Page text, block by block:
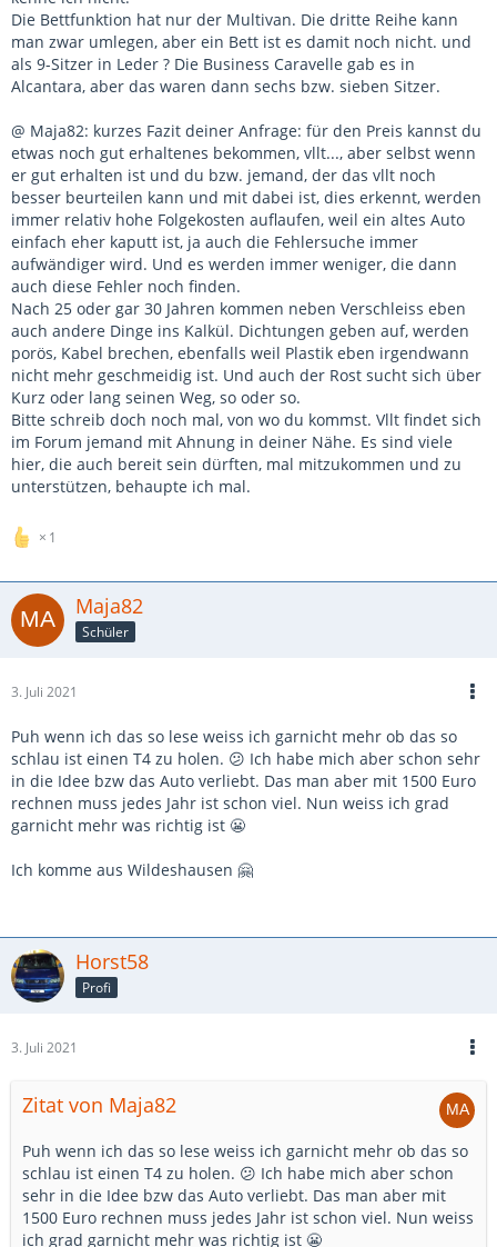
Die Bettfunktion hat nur der Multivan. Die dritte Reihe kann
man zwar umlegen, aber ein Bett ist es damit noch nicht. und
als 9-Sitzer in Leder ? Die Business Caravelle gab es in
Alcantara, aber das waren dann sechs bzw. sieben Sitzer.
@ Maja82: kurzes Fazit deiner Anfrage: für den Preis kannst du
etwas noch gut erhaltenes bekommen, vllt..., aber selbst wenn
er gut erhalten ist und du bzw. jemand, der das vllt noch
besser beurteilen kann und mit dabei ist, dies erkennt, werden
immer relativ hohe Folgekosten auflaufen, weil ein altes Auto
einfach eher kaputt ist, ja auch die Fehlersuche immer
aufwändiger wird. Und es werden immer weniger, die dann
auch diese Fehler noch finden.
Nach 25 oder gar 30 Jahren kommen neben Verschleiss eben
auch andere Dinge ins Kalkül. Dichtungen geben auf, werden
porös, Kabel brechen, ebenfalls weil Plastik eben irgendwann
nicht mehr geschmeidig ist. Und auch der Rost sucht sich über
Kurz oder lang seinen Weg, so oder so.
Bitte schreib doch noch mal, von wo du kommst. Vllt findet sich
im Forum jemand mit Ahnung in deiner Nähe. Es sind viele
hier, die auch bereit sein dürften, mal mitzukommen und zu
unterstützen, behaupte ich mal.
1
Maja82
Schüler
3. Juli 2021
Puh wenn ich das so lese weiss ich garnicht mehr ob das so
schlau ist einen T4 zu holen. 😕 Ich habe mich aber schon sehr
in die Idee bzw das Auto verliebt. Das man aber mit 1500 Euro
rechnen muss jedes Jahr ist schon viel. Nun weiss ich grad
garnicht mehr was richtig ist 😬
Ich komme aus Wildeshausen 🤗
Horst58
Profi
3. Juli 2021
Zitat von Maja82
Puh wenn ich das so lese weiss ich garnicht mehr ob das so
schlau ist einen T4 zu holen. 😕 Ich habe mich aber schon
sehr in die Idee bzw das Auto verliebt. Das man aber mit
1500 Euro rechnen muss jedes Jahr ist schon viel. Nun weiss
ich grad garnicht mehr was richtig ist 😬